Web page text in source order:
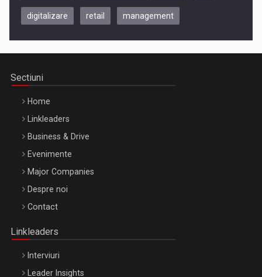
Be Inspired. Make it Happen!, CLUJ, 9 Decembrie
Be Inspired. Make it Happen!, ARTEMIS LETO, ORADEA, 8
Octombrie
digitalizare retail management
Sectiuni
Home
Linkleaders
Business & Drive
Evenimente
Major Companies
Despre noi
Contact
Linkleaders
Interviuri
Leader Insights